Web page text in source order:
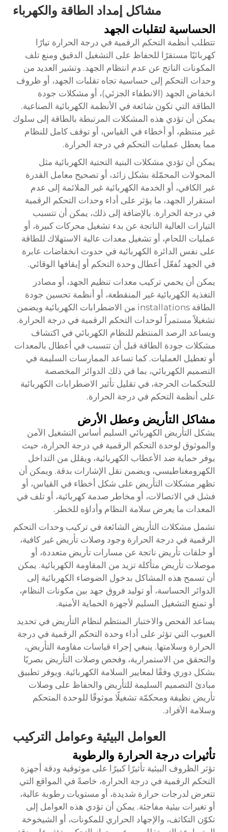
مشاكل إمداد الطاقة والكهرباء
الحساسية لتقلبات الجهد
تتطلب أنظمة التحكم الرقمية في درجة الحرارة تيارًا
كهربائيًا مستقرًا للحفاظ على التشغيل الدقيق ومنع تلف
المكونات الناتج عن عدم انتظام الجهد. وتشير العديد من
وحدات التحكم إلى حساسية تجاه تقلبات الجهد، أو ظروف
انخفاض الجهد (الانطفاء الجزئي)، أو مشكلات جودة
الطاقة التي تكون شائعة في الأنظمة الكهربائية الصناعية.
يمكن أن تؤدي هذه المشكلات المرتبطة بالطاقة إلى سلوك
غير منتظم، أو أخطاء في القياس، أو توقف كامل للنظام
مما يعطل عمليات التحكم في درجة الحرارة.
يمكن أن تؤدي مشكلات البنية التحتية الكهربائية مثل
المحولات المحمّلة بشكل زائد، أو تصحيح معامل القدرة
غير الكافي، أو الخدمة الكهربائية غير الملائمة إلى عدم
استقرار الجهد، ما يؤثر على أداء وحدات التحكم الرقمية
في درجة الحرارة. بالإضافة إلى ذلك، يمكن أن تتسبب
التيارات العالية الناتجة عن بدء تشغيل محركات كبيرة، أو
عمليات اللحام، أو تشغيل معدات عالية الاستهلاك للطاقة
على نفس الدائرة الكهربائية في حدوث انخفاضات عابرة
في الجهد تُفعّل أعطال وحدة التحكم أو إيقافها الوقائي.
يمكن أن يحمي تركيب معدات تنظيم الجهد، أو مصادر
التغذية الكهربائية غير المنقطعة، أو أنظمة تحسين جودة
الطاقة installations من الاضطرابات الكهربائية ويضمن
تشغيلاً مستمراً لوحدات التحكم الرقمية في درجة الحرارة.
ويساعد الرصد المنتظم للنظام الكهربائي في اكتشاف
مشكلات جودة الطاقة قبل أن تتسبب في أعطال بالمعدات
أو تعطيل العمليات. كما تساعد الممارسات السليمة في
التصميم الكهربائي، بما في ذلك الدوائر المخصصة
للتحكمات الحرجة، في تقليل تأثير الاضطرابات الكهربائية
على أنظمة التحكم في درجة الحرارة.
مشاكل التأريض وعطل الأرض
يشكل التأريض الكهربائي السليم أساس التشغيل الآمن
والموثوق لوحدة التحكم الرقمية في درجة الحرارة، حيث
يوفر حماية ضد الأعطاب الكهربائية، ويقلل من التداخل
الكهرومغناطيسي، ويضمن نقل الإشارات بدقة. ويمكن أن
تظهر مشكلات التأريض على شكل أخطاء في القياس، أو
فشل في الاتصالات، أو مخاطر صدمة كهربائية، أو تلف في
المعدات ما يعرض سلامة النظام وأداؤه للخطر.
تشمل مشكلات التأريض الشائعة في تركيب وحدات التحكم
الرقمية في درجة الحرارة وجود وصلات تأريض غير كافية،
أو حلقات تأريض ناتجة عن مسارات تأريض متعددة، أو
موصلات تأريض متأكلة تزيد من المقاومة الكهربائية. يمكن
أن تسمح هذه المشاكل بدخول الضوضاء الكهربائية إلى
الدوائر الحساسة، أو توليد فروق جهد بين مكونات النظام،
أو تمنع التشغيل السليم لأجهزة الحماية الأمنية.
يساعد الفحص والاختبار المنتظم لنظام التأريض في تحديد
العيوب التي تؤثر على أداء وحدة التحكم الرقمية في درجة
الحرارة وسلامتها. ينبغي إجراء قياسات مقاومة التأريض،
والتحقق من الاستمرارية، وفحص وصلات التأريض بصريًا
بشكل دوري وفقًا لمعايير السلامة الكهربائية. ويوفر تطبيق
مبادئ التصميم السليمة للتأريض والحفاظ على وصلات
تأريض نظيفة ومحكمّة تشغيلًا موثوقًا للوحدة المتحكم
وسلامة الأفراد.
العوامل البيئية وعوامل التركيب
تأثيرات درجة الحرارة والرطوبة
تؤثر الظروف البيئية تأثيرًا كبيرًا على موثوقية ودقة أجهزة
التحكم الرقمية في درجة الحرارة، خاصةً في المواقع التي
تتعرض لدرجات حرارة شديدة، أو مستويات رطوبة عالية،
أو تغيرات بيئية مفاجئة. يمكن أن تؤدي هذه العوامل إلى
تكوّن التكاثف، والإجهاد الحراري للمكونات، أو الشيخوخة